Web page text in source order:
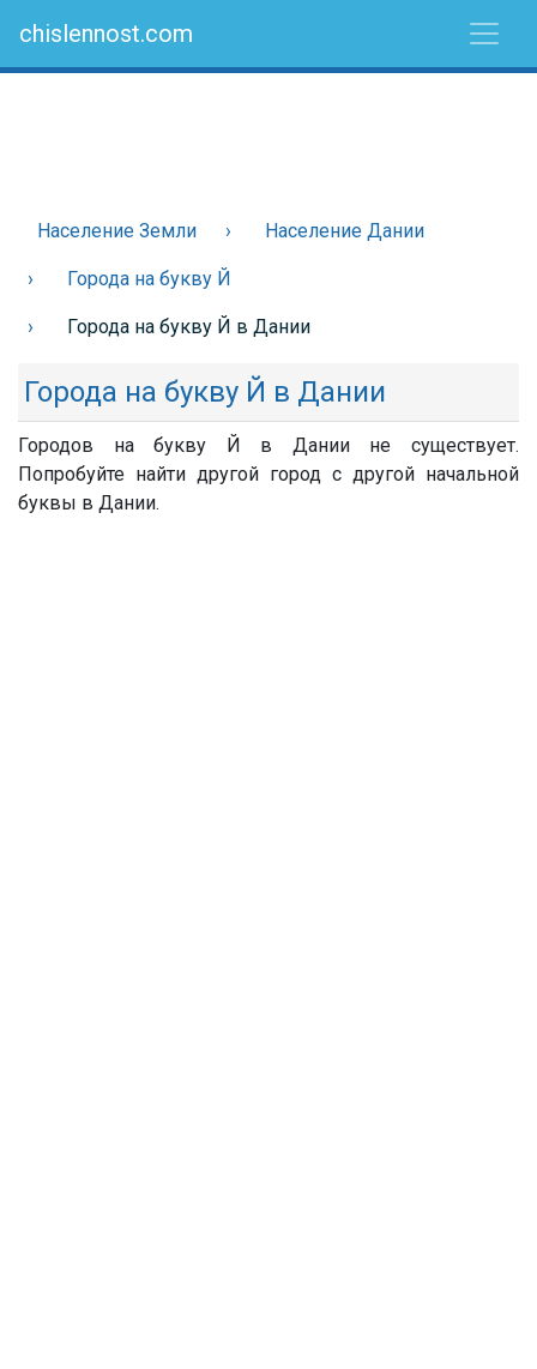
chislennost.com
Население Земли Население Дании
Города на букву Й
Города на букву Й в Дании
Города на букву Й в Дании
Городов на букву Й в Дании не существует.
Попробуйте найти другой город с другой начальной
буквы в Дании.